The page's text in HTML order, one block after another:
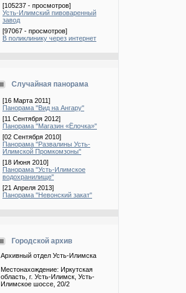
[105237 - просмотров]
Усть-Илимский пивоваренный
завод
[97067 - просмотров]
В поликлинику через интернет
Случайная панорама
[16 Марта 2011]
Панорама "Вид на Ангару"
[11 Сентября 2012]
Панорама "Магазин «Ёлочка»"
[02 Сентября 2010]
Панорама "Развалины Усть-
Илимской Промкомзоны"
[18 Июня 2010]
Панорама "Усть-Илимское
водохранилище"
[21 Апреля 2013]
Панорама "Невонский закат"
Городской архив
Архивный отдел Усть-Илимска
Местонахождение: Иркутская
область, г. Усть-Илимск, Усть-
Илимское шоссе, 20/2